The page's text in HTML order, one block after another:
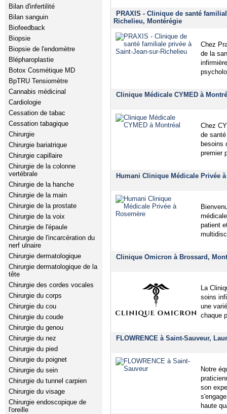
Bilan d'infertilité
Bilan sanguin
Biofeedback
Biopsie
Biopsie de l'endomètre
Blépharoplastie
Botox Cosmétique MD
BpTRU Tensiomètre
Cannabis médicinal
Cardiologie
Cessation de tabac
Cessation tabagique
Chirurgie
Chirurgie bariatrique
Chirurgie capillaire
Chirurgie de la colonne
vertébrale
Chirurgie de la hanche
Chirurgie de la main
Chirurgie de la prostate
Chirurgie de la voix
Chirurgie de l'épaule
Chirurgie de l'incarcération du
nerf ulnaire
Chirurgie dermatologique
Chirurgie dermatologique de la
tête
Chirurgie des cordes vocales
Chirurgie du corps
Chirurgie du cou
Chirurgie du coude
Chirurgie du genou
Chirurgie du nez
Chirurgie du pied
Chirurgie du poignet
Chirurgie du sein
Chirurgie du tunnel carpien
Chirurgie du visage
Chirurgie endoscopique de
l'oreille
PRAXIS - Clinique de santé
Richelieu, Montérégie
Chez
de la
Clinique Médicale CYMED à
Chez
de
besoins
premier
Humani Clinique Médicale Privée
patient
Clinique Omicron à Brossard,
La
soins
une
chaque
FLOWRENCE à Saint-Sauveur,
Notre
son
haute